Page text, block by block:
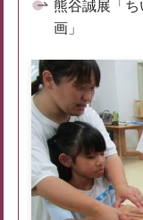
熊谷誠展「
画」